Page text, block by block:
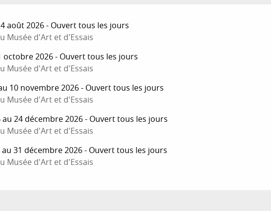
août 2026 - Ouvert tous les jours
Musée d'Art et d'Essais
octobre 2026 - Ouvert tous les jours
Musée d'Art et d'Essais
10 novembre 2026 - Ouvert tous les jours
Musée d'Art et d'Essais
24 décembre 2026 - Ouvert tous les jours
Musée d'Art et d'Essais
31 décembre 2026 - Ouvert tous les jours
Musée d'Art et d'Essais